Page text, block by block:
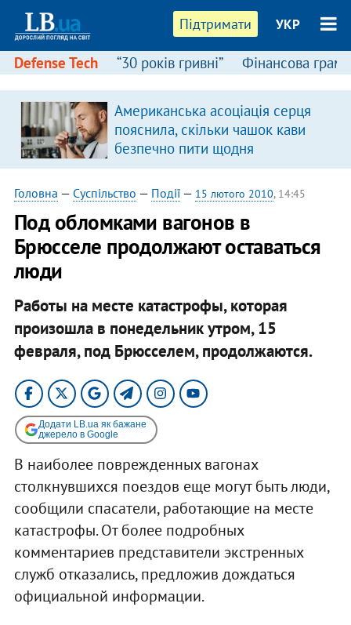
Підтримати УКР
Defense Tech “30 років гривні” Фінансова
Американська асоціація серця
пояснила, скільки чашок кави
безпечно пити щодня
Головна — Суспільство — Події— 15 лютого 2010, 14:45
Под обломками вагонов в
Брюсселе продолжают оставаться
люди
Работы на месте катастрофы, которая
произошла в понедельник утром, 15
февраля, под Брюсселем, продолжаются.
Додати LB.ua як бажане
джерело в Google
В наиболее поврежденных вагонах
столкнувшихся поездов еще могут быть люди,
сообщили спасатели, работающие на месте
катастрофы. От более подробных
комментариев представители экстренных
служб отказались, предложив дождаться
официальной информации.